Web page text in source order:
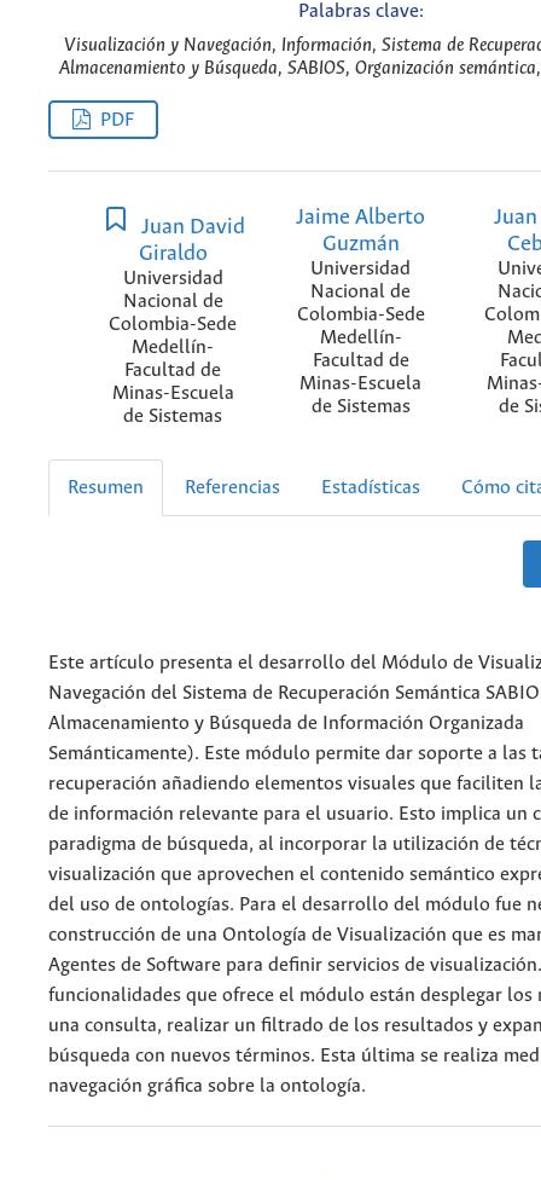
Palabras clave:
Visualización y Navegación, Información, Sistema de
Almacenamiento y Búsqueda, SABIOS, Organización
PDF
Juan David
Giraldo
Universidad
Nacional de
Colombia-Sede
Medellín-
Facultad de
Minas-Escuela
de Sistemas
Jaime Alberto
Guzmán
Universidad
Nacional de
Colombia-Sede
Medellín-
Facultad de
Minas-Escuela
de Sistemas
de
Resumen Referencias Estadísticas Cómo
Este artículo presenta el desarrollo del Módulo de
Navegación del Sistema de Recuperación Semántica
Almacenamiento y Búsqueda de Información Organizada
Semánticamente). Este módulo permite dar soporte a las
recuperación añadiendo elementos visuales que faciliten
de información relevante para el usuario. Esto implica un
paradigma de búsqueda, al incorporar la utilización de
visualización que aprovechen el contenido semántico
del uso de ontologías. Para el desarrollo del módulo fue
construcción de una Ontología de Visualización que es
Agentes de Software para definir servicios de
funcionalidades que ofrece el módulo están desplegar los
una consulta, realizar un filtrado de los resultados y
búsqueda con nuevos términos. Esta última se realiza
navegación gráfica sobre la ontología.